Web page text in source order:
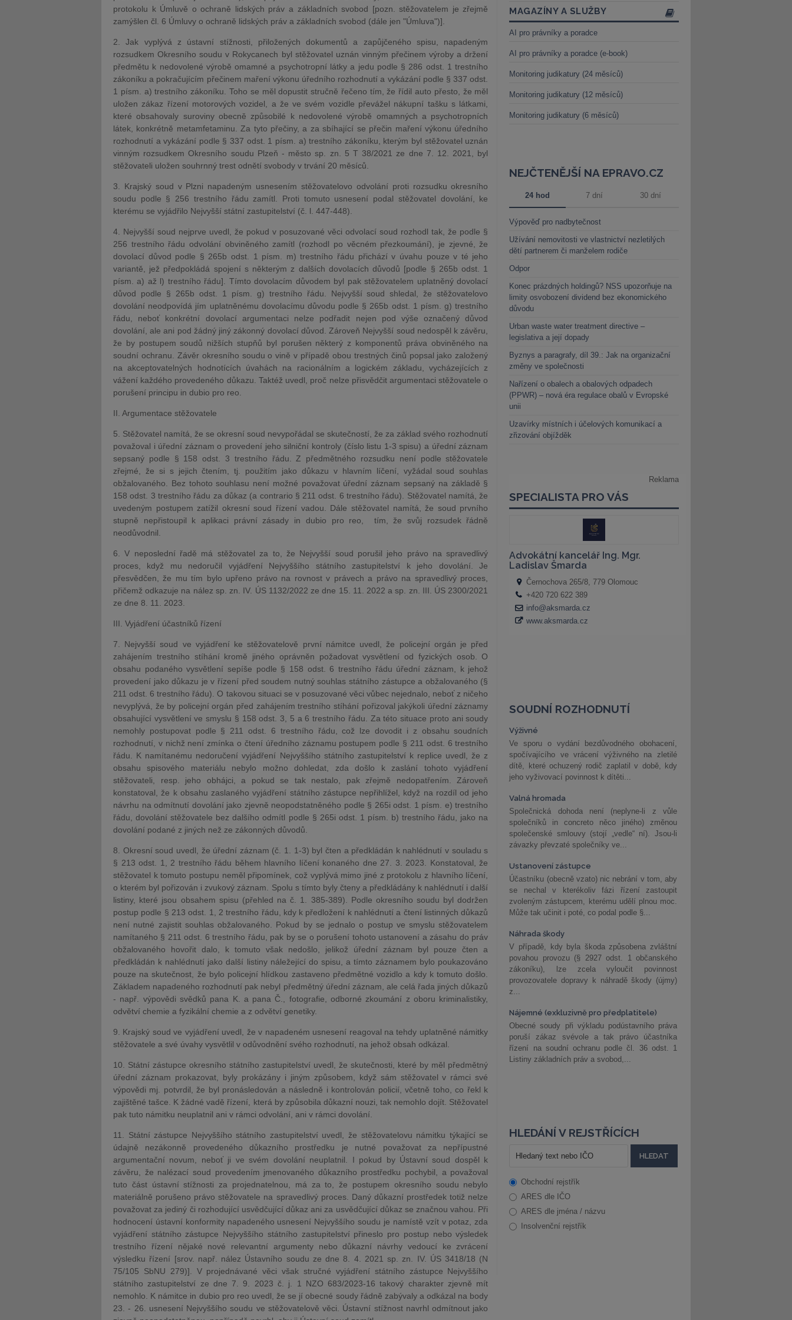
protokolu k Úmluvě o ochraně lidských práv a základních svobod [pozn. stěžovatelem je zřejmě
zamýšlen čl. 6 Úmluvy o ochraně lidských práv a základních svobod (dále jen "Úmluva")].
2. Jak vyplývá z ústavní stížnosti, přiložených dokumentů a zapůjčeného spisu, napadeným
rozsudkem Okresního soudu v Rokycanech byl stěžovatel uznán vinným přečinem výroby a držení
předmětu k nedovolené výrobě omamné a psychotropní látky a jedu podle § 286 odst. 1 trestního
zákoníku a pokračujícím přečinem maření výkonu úředního rozhodnutí a vykázání podle § 337 odst.
1 písm. a) trestního zákoníku. Toho se měl dopustit stručně řečeno tím, že řídil auto přesto, že měl
uložen zákaz řízení motorových vozidel, a že ve svém vozidle převážel nákupní tašku s látkami,
které obsahovaly suroviny obecně způsobilé k nedovolené výrobě omamných a psychotropních
látek, konkrétně metamfetaminu. Za tyto přečiny, a za sbíhající se přečin maření výkonu úředního
rozhodnutí a vykázání podle § 337 odst. 1 písm. a) trestního zákoníku, kterým byl stěžovatel uznán
vinným rozsudkem Okresního soudu Plzeň - město sp. zn. 5 T 38/2021 ze dne 7. 12. 2021, byl
stěžovateli uložen souhrnný trest odnětí svobody v trvání 20 měsíců.
3. Krajský soud v Plzni napadeným usnesením stěžovatelovo odvolání proti rozsudku okresního
soudu podle § 256 trestního řádu zamítl. Proti tomuto usnesení podal stěžovatel dovolání, ke
kterému se vyjádřilo Nejvyšší státní zastupitelství (č. l. 447-448).
4. Nejvyšší soud nejprve uvedl, že pokud v posuzované věci odvolací soud rozhodl tak, že podle §
256 trestního řádu odvolání obviněného zamítl (rozhodl po věcném přezkoumání), je zjevné, že
dovolací důvod podle § 265b odst. 1 písm. m) trestního řádu přichází v úvahu pouze v té jeho
variantě, jež předpokládá spojení s některým z dalších dovolacích důvodů [podle § 265b odst. 1
písm. a) až l) trestního řádu]. Tímto dovolacím důvodem byl pak stěžovatelem uplatněný dovolací
důvod podle § 265b odst. 1 písm. g) trestního řádu. Nejvyšší soud shledal, že stěžovatelovo
dovolání neodpovídá jím uplatněnému dovolacímu důvodu podle § 265b odst. 1 písm. g) trestního
řádu, neboť konkrétní dovolací argumentaci nelze podřadit nejen pod výše označený důvod
dovolání, ale ani pod žádný jiný zákonný dovolací důvod. Zároveň Nejvyšší soud nedospěl k závěru,
že by postupem soudů nižších stupňů byl porušen některý z komponentů práva obviněného na
soudní ochranu. Závěr okresního soudu o vině v případě obou trestných činů popsal jako založený
na akceptovatelných hodnotících úvahách na racionálním a logickém základu, vycházejících z
vážení každého provedeného důkazu. Taktéž uvedl, proč nelze přisvědčit argumentaci stěžovatele o
porušení principu in dubio pro reo.
II. Argumentace stěžovatele
5. Stěžovatel namítá, že se okresní soud nevypořádal se skutečností, že za základ svého rozhodnutí
považoval i úřední záznam o provedení jeho silniční kontroly (číslo listu 1-3 spisu) a úřední záznam
sepsaný podle § 158 odst. 3 trestního řádu. Z předmětného rozsudku není podle stěžovatele
zřejmé, že si s jejich čtením, tj. použitím jako důkazu v hlavním líčení, vyžádal soud souhlas
obžalovaného. Bez tohoto souhlasu není možné považovat úřední záznam sepsaný na základě §
158 odst. 3 trestního řádu za důkaz (a contrario § 211 odst. 6 trestního řádu). Stěžovatel namítá, že
uvedeným postupem zatížil okresní soud řízení vadou. Dále stěžovatel namítá, že soud prvního
stupně nepřistoupil k aplikaci právní zásady in dubio pro reo, tím, že svůj rozsudek řádně
neodůvodnil.
6. V neposlední řadě má stěžovatel za to, že Nejvyšší soud porušil jeho právo na spravedlivý
proces, když mu nedoručil vyjádření Nejvyššího státního zastupitelství k jeho dovolání. Je
přesvědčen, že mu tím bylo upřeno právo na rovnost v právech a právo na spravedlivý proces,
přičemž odkazuje na nález sp. zn. IV. ÚS 1132/2022 ze dne 15. 11. 2022 a sp. zn. III. ÚS 2300/2021
ze dne 8. 11. 2023.
III. Vyjádření účastníků řízení
7. Nejvyšší soud ve vyjádření ke stěžovatelově první námitce uvedl, že policejní orgán je před
zahájením trestního stíhání kromě jiného oprávněn požadovat vysvětlení od fyzických osob. O
obsahu podaného vysvětlení sepíše podle § 158 odst. 6 trestního řádu úřední záznam, k jehož
provedení jako důkazu je v řízení před soudem nutný souhlas státního zástupce a obžalovaného (§
211 odst. 6 trestního řádu). O takovou situaci se v posuzované věci vůbec nejednalo, neboť z ničeho
nevyplývá, že by policejní orgán před zahájením trestního stíhání pořizoval jakýkoli úřední záznamy
obsahující vysvětlení ve smyslu § 158 odst. 3, 5 a 6 trestního řádu. Za této situace proto ani soudy
nemohly postupovat podle § 211 odst. 6 trestního řádu, což lze dovodit i z obsahu soudních
rozhodnutí, v nichž není zmínka o čtení úředního záznamu postupem podle § 211 odst. 6 trestního
řádu. K namítanému nedoručení vyjádření Nejvyššího státního zastupitelství k replice uvedl, že z
obsahu spisového materiálu nebylo možno dohledat, zda došlo k zaslání tohoto vyjádření
stěžovateli, resp. jeho obhájci, a pokud se tak nestalo, pak zřejmě nedopatřením. Zároveň
konstatoval, že k obsahu zaslaného vyjádření státního zástupce nepřihlížel, když na rozdíl od jeho
návrhu na odmítnutí dovolání jako zjevně neopodstatněného podle § 265i odst. 1 písm. e) trestního
řádu, dovolání stěžovatele bez dalšího odmítl podle § 265i odst. 1 písm. b) trestního řádu, jako na
dovolání podané z jiných než ze zákonných důvodů.
8. Okresní soud uvedl, že úřední záznam (č. 1. 1-3) byl čten a předkládán k nahlédnutí v souladu s
§ 213 odst. 1, 2 trestního řádu během hlavního líčení konaného dne 27. 3. 2023. Konstatoval, že
stěžovatel k tomuto postupu neměl připomínek, což vyplývá mimo jiné z protokolu z hlavního líčení,
o kterém byl pořizován i zvukový záznam. Spolu s tímto byly čteny a předkládány k nahlédnutí i další
listiny, které jsou obsahem spisu (přehled na č. 1. 385-389). Podle okresního soudu byl dodržen
postup podle § 213 odst. 1, 2 trestního řádu, kdy k předložení k nahlédnutí a čtení listinných důkazů
není nutné zajistit souhlas obžalovaného. Pokud by se jednalo o postup ve smyslu stěžovatelem
namítaného § 211 odst. 6 trestního řádu, pak by se o porušení tohoto ustanovení a zásahu do práv
obžalovaného hovořit dalo, k tomuto však nedošlo, jelikož úřední záznam byl pouze čten a
předkládán k nahlédnutí jako další listiny náležející do spisu, a tímto záznamem bylo poukazováno
pouze na skutečnost, že bylo policejní hlídkou zastaveno předmětné vozidlo a kdy k tomuto došlo.
Základem napadeného rozhodnutí pak nebyl předmětný úřední záznam, ale celá řada jiných důkazů
- např. výpovědi svědků pana K. a pana Č., fotografie, odborné zkoumání z oboru kriminalistiky,
odvětví chemie a fyzikální chemie a z odvětví genetiky.
9. Krajský soud ve vyjádření uvedl, že v napadeném usnesení reagoval na tehdy uplatněné námitky
stěžovatele a své úvahy vysvětlil v odůvodnění svého rozhodnutí, na jehož obsah odkázal.
10. Státní zástupce okresního státního zastupitelství uvedl, že skutečnosti, které by měl předmětný
úřední záznam prokazovat, byly prokázány i jiným způsobem, když sám stěžovatel v rámci své
výpovědi mj. potvrdil, že byl pronásledován a následně i kontrolován policií, včetně toho, co řekl k
zajištěné tašce. K žádné vadě řízení, která by způsobila důkazní nouzi, tak nemohlo dojít. Stěžovatel
pak tuto námitku neuplatnil ani v rámci odvolání, ani v rámci dovolání.
11. Státní zástupce Nejvyššího státního zastupitelství uvedl, že stěžovatelovu námitku týkající se
údajně nezákonně provedeného důkazního prostředku je nutné považovat za nepřípustné
argumentační novum, neboť ji ve svém dovolání neuplatnil. I pokud by Ústavní soud dospěl k
závěru, že nalézací soud provedením jmenovaného důkazního prostředku pochybil, a považoval
tuto část ústavní stížnosti za projednatelnou, má za to, že postupem okresního soudu nebylo
materiálně porušeno právo stěžovatele na spravedlivý proces. Daný důkazní prostředek totiž nelze
považovat za jediný či rozhodující usvědčující důkaz ani za usvědčující důkaz se značnou vahou. Při
hodnocení ústavní konformity napadeného usnesení Nejvyššího soudu je namístě vzít v potaz, zda
vyjádření státního zástupce Nejvyššího státního zastupitelství přineslo pro postup nebo výsledek
trestního řízení nějaké nové relevantní argumenty nebo důkazní návrhy vedoucí ke zvrácení
výsledku řízení [srov. např. nález Ústavního soudu ze dne 8. 4. 2021 sp. zn. IV. ÚS 3418/18 (N
75/105 SbNU 279)]. V projednávané věci však stručné vyjádření státního zástupce Nejvyššího
státního zastupitelství ze dne 7. 9. 2023 č. j. 1 NZO 683/2023-16 takový charakter zjevně mít
nemohlo. K námitce in dubio pro reo uvedl, že se jí obecné soudy řádně zabývaly a odkázal na body
23. - 26. usnesení Nejvyššího soudu ve stěžovatelově věci. Ústavní stížnost navrhl odmítnout jako
MAGAZÍNY A SLUŽBY
AI pro právníky a poradce
AI pro právníky a poradce (e-book)
Monitoring judikatury (24 měsíců)
Monitoring judikatury (12 měsíců)
Monitoring judikatury (6 měsíců)
NEJČTENĚJŠÍ NA EPRAVO.CZ
24 hod 7 dní 30 dní
Výpověď pro nadbytečnost
Užívání nemovitosti ve vlastnictví nezletilých
dětí partnerem či manželem rodiče
Odpor
Konec prázdných holdingů? NSS upozorňuje na
limity osvobození dividend bez ekonomického
důvodu
Urban waste water treatment directive –
legislativa a její dopady
Byznys a paragrafy, díl 39.: Jak na organizační
změny ve společnosti
Nařízení o obalech a obalových odpadech
(PPWR) – nová éra regulace obalů v Evropské
unii
Uzavírky místních i účelových komunikací a
zřizování objížděk
SOUDNÍ ROZHODNUTÍ
Výživné
Ve sporu o vydání bezdůvodného obohacení,
spočívajícího ve vrácení výživného na zletilé
dítě, které ochuzený rodič zaplatil v době, kdy
jeho vyživovací povinnost k dítěti...
Valná hromada
Společnická dohoda není (neplyne-li z vůle
společníků in concreto něco jiného) změnou
společenské smlouvy (stojí „vedle“ ní). Jsou-li
závazky převzaté společníky ve...
Ustanovení zástupce
Účastníku (obecně vzato) nic nebrání v tom, aby
se nechal v kterékoliv fázi řízení zastoupit
zvoleným zástupcem, kterému udělí plnou moc.
Může tak učinit i poté, co podal podle §...
Náhrada škody
V případě, kdy byla škoda způsobena zvláštní
povahou provozu (§ 2927 odst. 1 občanského
zákoníku), lze zcela vyloučit povinnost
provozovatele dopravy k náhradě škody (újmy)
z...
Nájemné (exkluzivně pro předplatitele)
Obecné soudy při výkladu podústavního práva
poruší zákaz svévole a tak právo účastníka
řízení na soudní ochranu podle čl. 36 odst. 1
Listiny základních práv a svobod,...
HLEDÁNÍ V REJSTŘÍCÍCH
Obchodní rejstřík
ARES dle IČO
ARES dle jména / názvu
Insolvenční rejstřík